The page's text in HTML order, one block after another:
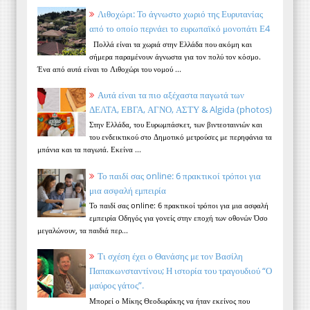
Λιθοχώρι: Το άγνωστο χωριό της Ευρυτανίας
από το οποίο περνάει το ευρωπαϊκό μονοπάτι Ε4
Πολλά είναι τα χωριά στην Ελλάδα που ακόμη και
σήμερα παραμένουν άγνωστα για τον πολύ τον κόσμο.
Ένα από αυτά είναι το Λιθοχώρι του νομού ...
Αυτά είναι τα πιο αξέχαστα παγωτά των
ΔΕΛΤΑ, ΕΒΓΑ, ΑΓΝΟ, ΑΣΤΥ & Algida (photos)
Στην Ελλάδα, του Ευρωμπάσκετ, των βιντεοταινιών και
του ενδεικτικού στο Δημοτικό μετρούσες με περηφάνια τα
μπάνια και τα παγωτά. Εκείνα ...
Το παιδί σας online: 6 πρακτικοί τρόποι για
μια ασφαλή εμπειρία
Το παιδί σας online: 6 πρακτικοί τρόποι για μια ασφαλή
εμπειρία Οδηγός για γονείς στην εποχή των οθονών Όσο
μεγαλώνουν, τα παιδιά περ...
Τι σχέση έχει ο Θανάσης με τον Βασίλη
Παπακωνσταντίνου; Η ιστορία του τραγουδιού “Ο
μαύρος γάτος”.
Μπορεί ο Μίκης Θεοδωράκης να ήταν εκείνος που